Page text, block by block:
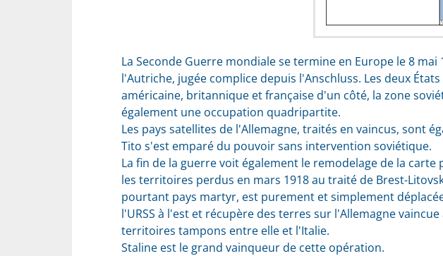
La Seconde Guerre mondiale se termine en Europe le 8
l'Autriche, jugée complice depuis l'Anschluss. Les deux
américaine, britannique et française d'un côté, la zone
également une occupation quadripartite.
Les pays satellites de l'Allemagne, traités en vaincus, sont
Tito s'est emparé du pouvoir sans intervention soviétique.
La fin de la guerre voit également le remodelage de la carte
les territoires perdus en mars 1918 au traité de Brest-
pourtant pays martyr, est purement et simplement
l'URSS à l'est et récupère des terres sur l'Allemagne
territoires tampons entre elle et l'Italie.
Staline est le grand vainqueur de cette opération.